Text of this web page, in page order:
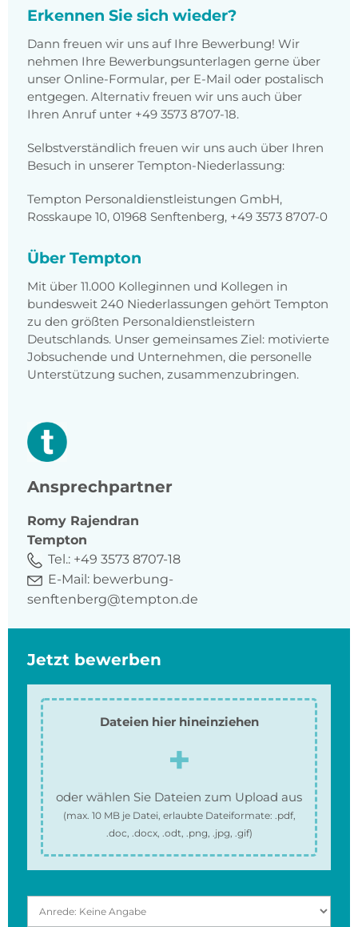
Erkennen Sie sich wieder?
Dann freuen wir uns auf Ihre Bewerbung! Wir
nehmen Ihre Bewerbungsunterlagen gerne über
unser Online-Formular, per E-Mail oder postalisch
entgegen. Alternativ freuen wir uns auch über
Ihren Anruf unter +49 3573 8707-18.
Selbstverständlich freuen wir uns auch über Ihren
Besuch in unserer Tempton-Niederlassung:
Tempton Personaldienstleistungen GmbH,
Rosskaupe 10, 01968 Senftenberg, +49 3573 8707-0
Über Tempton
Mit über 11.000 Kolleginnen und Kollegen in
bundesweit 240 Niederlassungen gehört Tempton
zu den größten Personaldienstleistern
Deutschlands. Unser gemeinsames Ziel: motivierte
Jobsuchende und Unternehmen, die personelle
Unterstützung suchen, zusammenzubringen.
Ansprechpartner
Romy Rajendran
Tempton
Tel.: +49 3573 8707-18
E-Mail: bewerbung-
senftenberg@tempton.de
Jetzt bewerben
Dateien hier hineinziehen
oder wählen Sie Dateien zum Upload aus
(max. 10 MBje Datei, erlaubte Dateiformate: .pdf,
.doc, .docx, .odt, .png, .jpg, .gif)